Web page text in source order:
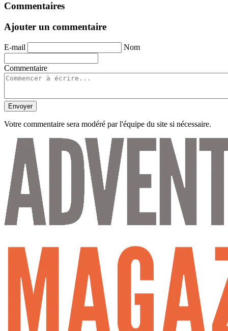
Commentaires
Ajouter un commentaire
E-mail Nom
Commentaire
Envoyer
Votre commentaire sera modéré par l'équipe du site si nécessaire.